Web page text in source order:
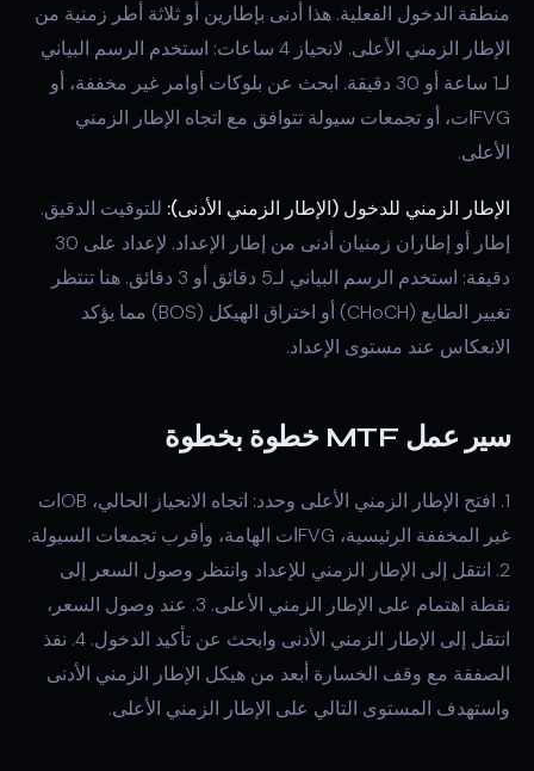
منطقة الدخول الفعلية. هذا أدنى بإطارين أو ثلاثة أطر زمنية من
الإطار الزمني الأعلى. لانحياز 4 ساعات: استخدم الرسم البياني
لـ1 ساعة أو 30 دقيقة. ابحث عن بلوكات أوامر غير مخففة، أو
FVGات، أو تجمعات سيولة تتوافق مع اتجاه الإطار الزمني
الأعلى.
الإطار الزمني للدخول (الإطار الزمني الأدنى): للتوقيت الدقيق.
إطار أو إطاران زمنيان أدنى من إطار الإعداد. لإعداد على 30
دقيقة: استخدم الرسم البياني لـ5 دقائق أو 3 دقائق. هنا تنتظر
تغيير الطابع (CHoCH) أو اختراق الهيكل (BOS) مما يؤكد
الانعكاس عند مستوى الإعداد.
سير عمل MTF خطوة بخطوة
1. افتح الإطار الزمني الأعلى وحدد: اتجاه الانحياز الحالي، OBات
غير المخففة الرئيسية، FVGات الهامة، وأقرب تجمعات السيولة.
2. انتقل إلى الإطار الزمني للإعداد وانتظر وصول السعر إلى
نقطة اهتمام على الإطار الزمني الأعلى. 3. عند وصول السعر،
انتقل إلى الإطار الزمني الأدنى وابحث عن تأكيد الدخول. 4. نفذ
الصفقة مع وقف الخسارة أبعد من هيكل الإطار الزمني الأدنى
واستهدف المستوى التالي على الإطار الزمني الأعلى.